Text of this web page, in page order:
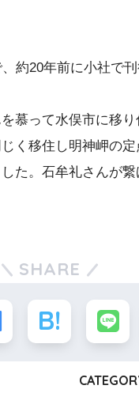
約20年前に小社で
慕って水俣市に移
く移住し明神岬の
た。石牟礼さんが
SHARE